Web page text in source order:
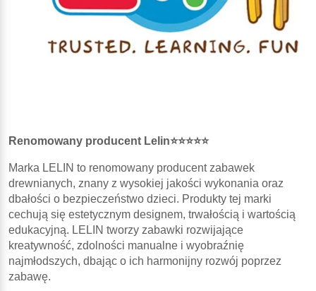
Renomowany producent Lelin⭐⭐⭐⭐⭐
Marka LELIN to renomowany producent zabawek
drewnianych, znany z wysokiej jakości wykonania oraz
dbałości o bezpieczeństwo dzieci. Produkty tej marki
cechują się estetycznym designem, trwałością i wartością
edukacyjną. LELIN tworzy zabawki rozwijające
kreatywność, zdolności manualne i wyobraźnię
najmłodszych, dbając o ich harmonijny rozwój poprzez
zabawę.